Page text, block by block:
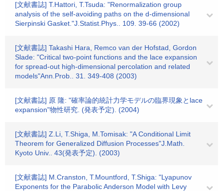
[文献書誌] T.Hattori, T.Tsuda: "Renormalization group
analysis of the self-avoiding paths on the d-dimensional
Sierpinski Gasket."J.Statist.Phys.. 109. 39-66 (2002)
[文献書誌] Takashi Hara, Remco van der Hofstad, Gordon
Slade: "Critical two-point functions and the lace expansion
for spread-out high-dimensional percolation and related
models"Ann.Prob.. 31. 349-408 (2003)
[文献書誌] 原 隆: "確率論的統計力学モデルの臨界現象とlace
expansion"物性研究. (発表予定). (2004)
[文献書誌] Z.Li, T.Shiga, M.Tomisak: "A Conditional Limit
Theorem for Generalized Diffusion Processes"J.Math.
Kyoto Univ.. 43(発表予定). (2003)
[文献書誌] M.Cranston, T.Mountford, T.Shiga: "Lyapunov
Exponents for the Parabolic Anderson Model with Levy